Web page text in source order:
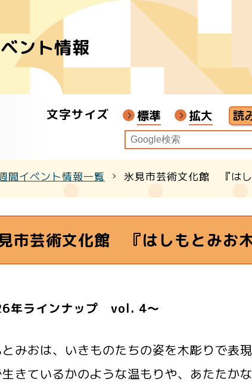
ント情報
文字サイズ 標準 拡大
間イベント情報一覧 氷見市芸術文化館 『はし
市芸術文化館 『はしもとみお
年ラインナップ vol. 4～
みおは、いきものたちの姿を木彫りで表
きているかのような温もりや、あたたか